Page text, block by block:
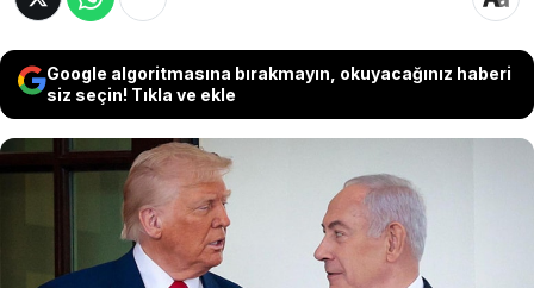
Google algoritmasına bırakmayın, okuyacağınız haberi
siz seçin! Tıkla ve ekle
ABD Başkanı Trump, son dönemde ilişkilerinin
gerildiği İsrail Başbakanı Binyamin Netanyahu
hakkında dikkat çeken açıklamalarda bulundu.
Daha önce Netanyahu'nun politikalarını sert şekilde
eleştiren Trump, yaklaşan İsrail seçimlerinde